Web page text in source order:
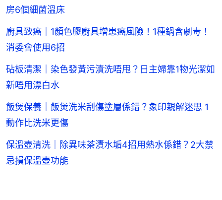
房6個細菌溫床
廚具致癌｜1顏色膠廚具增患癌風險！1種鍋含劇毒！
消委會使用6招
砧板清潔｜染色發黃污漬洗唔甩？日主婦靠1物光潔如
新唔用漂白水
飯煲保養｜飯煲洗米刮傷塗層係錯？象印親解迷思 1
動作比洗米更傷
保溫壺清洗｜除異味茶漬水垢4招用熱水係錯？2大禁
忌損保溫壺功能